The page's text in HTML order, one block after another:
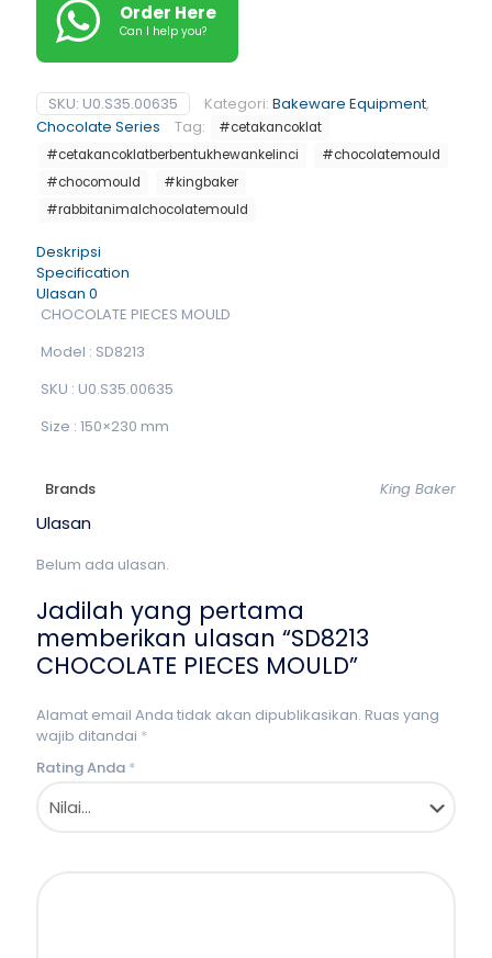
Order Here
Can I help you?
SKU: U0.S35.00635 Kategori: Bakeware Equipment,
Chocolate Series
Tag:
#cetakancoklat
#cetakancoklatberbentukhewankelinci
#chocolatemould
#chocomould
#kingbaker
#rabbitanimalchocolatemould
Deskripsi
Specification
Ulasan 0
CHOCOLATE PIECES MOULD
Model : SD8213
SKU : U0.S35.00635
Size : 150×230 mm
Brands King Baker
Ulasan
Belum ada ulasan.
Jadilah yang pertama
memberikan ulasan “SD8213
CHOCOLATE PIECES MOULD”
Alamat email Anda tidak akan dipublikasikan. Ruas yang
wajib ditandai *
Rating Anda *